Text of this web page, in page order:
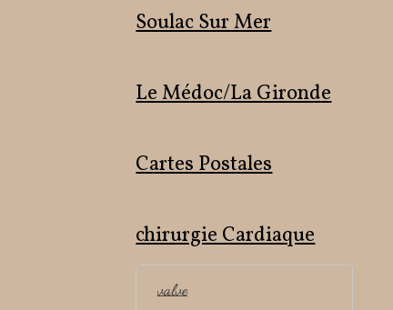
Soulac Sur Mer
Le Médoc/La Gironde
Cartes Postales
chirurgie Cardiaque
valve